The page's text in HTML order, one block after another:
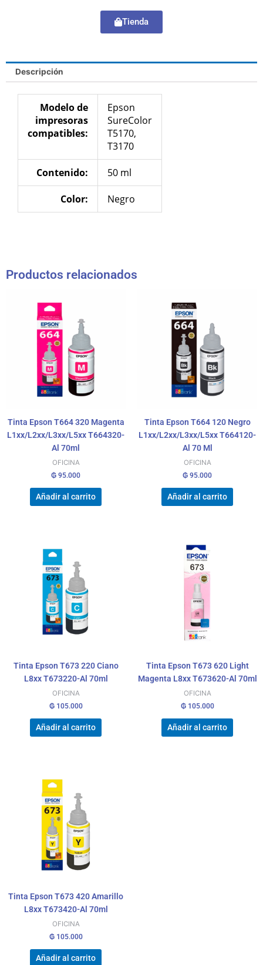
Tienda
Descripción
Modelo de
impresoras
compatibles:
Epson
SureColor
T5170,
T3170
Contenido: 50 ml
Color: Negro
Productos relacionados
Tinta Epson T664 320 Magenta
L1xx/L2xx/L3xx/L5xx T664320-
Al 70ml
OFICINA
₲ 95.000
Añadir al carrito
Tinta Epson T664 120 Negro
L1xx/L2xx/L3xx/L5xx T664120-
Al 70 Ml
OFICINA
₲ 95.000
Añadir al carrito
Tinta Epson T673 220 Ciano
L8xx T673220-Al 70ml
OFICINA
₲105.000
Añadir al carrito
Tinta Epson T673 620 Light
Magenta L8xx T673620-Al 70ml
OFICINA
₲105.000
Añadir al carrito
Tinta Epson T673 420 Amarillo
L8xx T673420-Al 70ml
OFICINA
₲105.000
Añadir al carrito